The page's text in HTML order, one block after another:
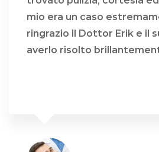
mio era un caso
ringrazio il Dottor Erik e il
averlo risolto